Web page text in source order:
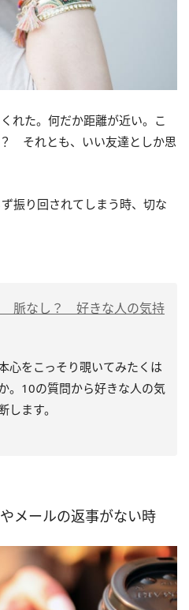
れた。何だか距離が近い。こ
それとも、いい友達としか思
振り回されてしまう時、切な
脈なし？ 好きな人の気持
心をこっそり覗いてみたくは
。10の質問から好きな人の気
します。
メールの返事がない時